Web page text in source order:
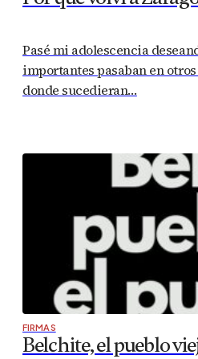
Pasé mi adolescencia
importantes pasaban en
donde sucedieran…
FIRMAS
Belchite, el pueblo